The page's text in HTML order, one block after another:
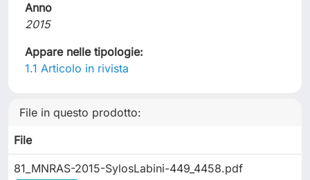
Anno
2015
Appare nelle tipologie:
1.1 Articolo in rivista
File in questo prodotto:
File
81_MNRAS-2015-SylosLabini-449_4458.pdf